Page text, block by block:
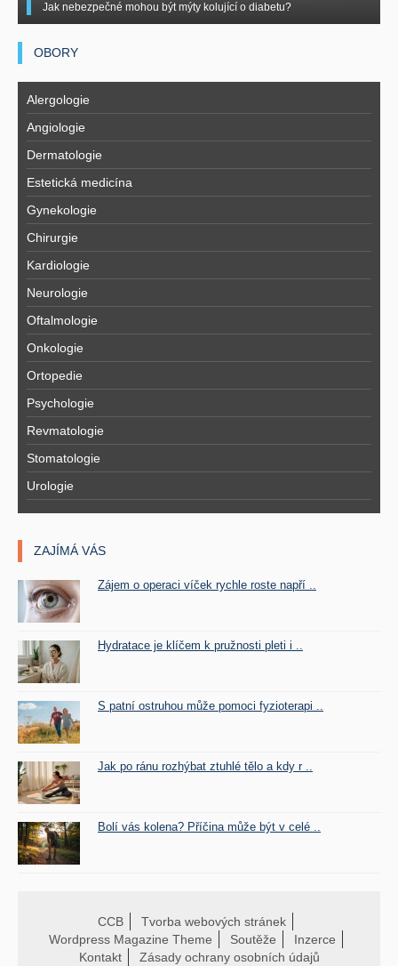
Jak nebezpečné mohou být mýty kolující o diabetu?
OBORY
Alergologie
Angiologie
Dermatologie
Estetická medicína
Gynekologie
Chirurgie
Kardiologie
Neurologie
Oftalmologie
Onkologie
Ortopedie
Psychologie
Revmatologie
Stomatologie
Urologie
ZAJÍMÁ VÁS
Zájem o operaci víček rychle roste napří ..
Hydratace je klíčem k pružnosti pleti i ..
S patní ostruhou může pomoci fyzioterapi ..
Jak po ránu rozhýbat ztuhlé tělo a kdy r ..
Bolí vás kolena? Příčina může být v celé ..
CCB
Tvorba webových stránek
Wordpress Magazine Theme
Soutěže
Inzerce
Kontakt
Zásady ochrany osobních údajů